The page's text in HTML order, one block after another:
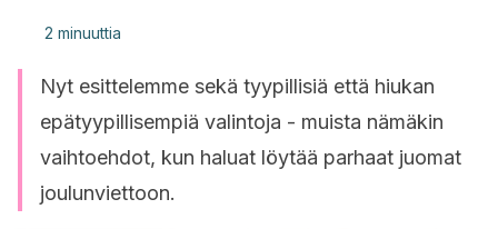
2 minuuttia
Nyt esittelemme sekä tyypillisiä että hiukan
epätyypillisempiä valintoja - muista nämäkin
vaihtoehdot, kun haluat löytää parhaat juomat
joulunviettoon.